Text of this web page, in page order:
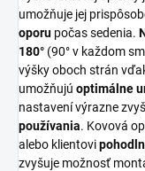
umožňuje jej
oporu počas sedenia.
180° (90° v každom
výšky oboch strán
umožňujú optimálne
nastavení výrazne
používania. Kovová
alebo klientovi
zvyšuje možnosť